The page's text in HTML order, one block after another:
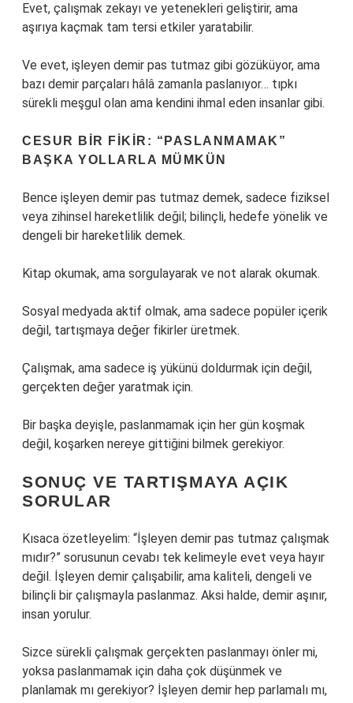
Evet, çalışmak zekayı ve yetenekleri geliştirir, ama
aşırıya kaçmak tam tersi etkiler yaratabilir.
Ve evet, işleyen demir pas tutmaz gibi gözüküyor, ama
bazı demir parçaları hâlâ zamanla paslanıyor… tıpkı
sürekli meşgul olan ama kendini ihmal eden insanlar gibi.
CESUR BIR FIKIR: “PASLANMAMAK”
BAŞKA YOLLARLA MÜMKÜN
Bence işleyen demir pas tutmaz demek, sadece fiziksel
veya zihinsel hareketlilik değil; bilinçli, hedefe yönelik ve
dengeli bir hareketlilik demek.
Kitap okumak, ama sorgulayarak ve not alarak okumak.
Sosyal medyada aktif olmak, ama sadece popüler içerik
değil, tartışmaya değer fikirler üretmek.
Çalışmak, ama sadece iş yükünü doldurmak için değil,
gerçekten değer yaratmak için.
Bir başka deyişle, paslanmamak için her gün koşmak
değil, koşarken nereye gittiğini bilmek gerekiyor.
SONUÇ VE TARTIŞMAYA AÇIK
SORULAR
Kısaca özetleyelim: “İşleyen demir pas tutmaz çalışmak
mıdır?” sorusunun cevabı tek kelimeyle evet veya hayır
değil. İşleyen demir çalışabilir, ama kaliteli, dengeli ve
bilinçli bir çalışmayla paslanmaz. Aksi halde, demir aşınır,
insan yorulur.
Sizce sürekli çalışmak gerçekten paslanmayı önler mi,
yoksa paslanmamak için daha çok düşünmek ve
planlamak mı gerekiyor? İşleyen demir hep parlamalı mı,